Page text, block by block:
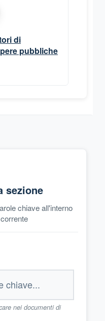
di
pubbliche
sezione
chiave all'interno
nei documenti di